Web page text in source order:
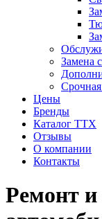
Замена
Цены
Бренды
Каталог ТТХ
Отзывы
О компании
Контакты
Ремонт и